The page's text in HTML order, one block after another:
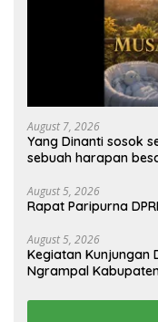
August 7, 2026
Yang Dinanti sosok
sebuah harapan
yang berjudul Musa &
August 5, 2026
Rapat Paripurna
August 5, 2026
Kegiatan Kunjungan
Ngrampal